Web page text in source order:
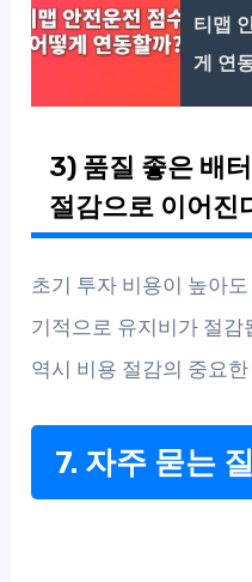
티맵
게 연
3) 품질 좋은 배
절감으로 이어진
초기 투자 비용이 높아
기적으로 유지비가 절감
역시 비용 절감의 중요
7. 자주 묻는